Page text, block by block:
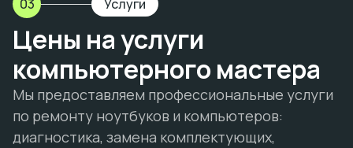
03 Услуги
Цены на услуги
компьютерного мастера
Мы предоставляем профессиональные услуги
по ремонту ноутбуков и компьютеров:
диагностика, замена комплектующих,